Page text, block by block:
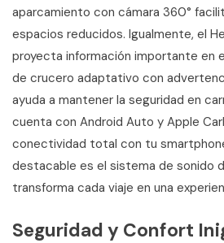
aparcamiento con cámara 360°
espacios reducidos. Igualmente, el
proyecta información importante en
de crucero adaptativo con
ayuda a mantener la seguridad en
cuenta con Android Auto y Apple
conectividad total con tu
destacable es el sistema de sonido
transforma cada viaje en una
Seguridad y Confort